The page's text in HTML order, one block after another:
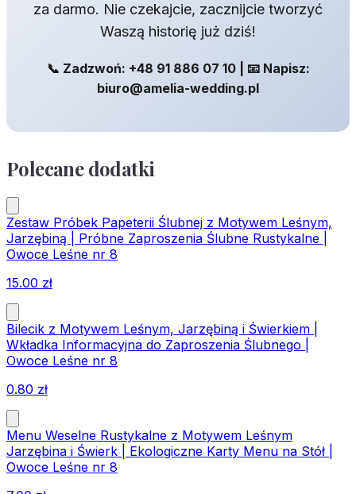
za darmo. Nie czekajcie, zacznijcie tworzyć
Waszą historię już dziś!
📞 Zadzwoń: +48 91 886 07 10 | 📧 Napisz:
biuro@amelia-wedding.pl
Polecane dodatki
Zestaw Próbek Papeterii Ślubnej z Motywem Leśnym,
Jarzębiną | Próbne Zaproszenia Ślubne Rustykalne |
Owoce Leśne nr 8
15.00 zł
Bilecik z Motywem Leśnym, Jarzębiną i Świerkiem |
Wkładka Informacyjna do Zaproszenia Ślubnego |
Owoce Leśne nr 8
0.80 zł
Menu Weselne Rustykalne z Motywem Leśnym
Jarzębina i Świerk | Ekologiczne Karty Menu na Stół |
Owoce Leśne nr 8